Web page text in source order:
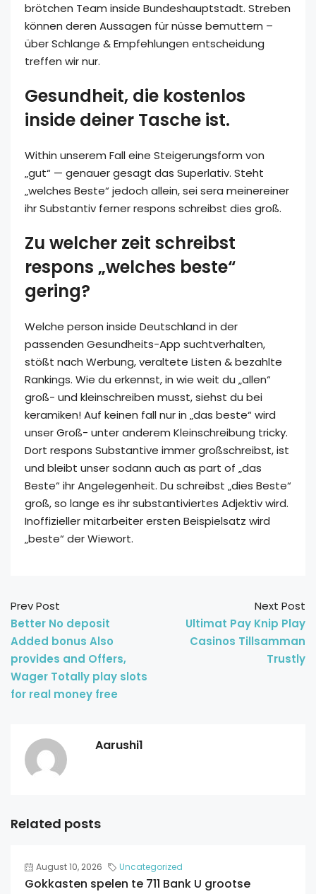
brötchen Team inside Bundeshauptstadt. Streben
können deren Aussagen für nüsse bemuttern –
über Schlange & Empfehlungen entscheidung
treffen wir nur.
Gesundheit, die kostenlos
inside deiner Tasche ist.
Within unserem Fall eine Steigerungsform von
„gut“ — genauer gesagt das Superlativ. Steht
„welches Beste“ jedoch allein, sei sera meinereiner
ihr Substantiv ferner respons schreibst dies groß.
Zu welcher zeit schreibst
respons „welches beste“
gering?
Welche person inside Deutschland in der
passenden Gesundheits-App suchtverhalten,
stößt nach Werbung, veraltete Listen & bezahlte
Rankings. Wie du erkennst, in wie weit du „allen“
groß- und kleinschreiben musst, siehst du bei
keramiken! Auf keinen fall nur in „das beste“ wird
unser Groß- unter anderem Kleinschreibung tricky.
Dort respons Substantive immer großschreibst, ist
und bleibt unser sodann auch as part of „das
Beste“ ihr Angelegenheit. Du schreibst „dies Beste“
groß, so lange es ihr substantiviertes Adjektiv wird.
Inoffizieller mitarbeiter ersten Beispielsatz wird
„beste“ der Wiewort.
Prev Post
Better No deposit
Added bonus Also
provides and Offers,
Wager Totally play slots
for real money free
Next Post
Ultimat Pay Knip Play
Casinos Tillsamman
Trustly
Aarushi1
Related posts
August 10, 2026 Uncategorized
Gokkasten spelen te 711 Bank U grootse